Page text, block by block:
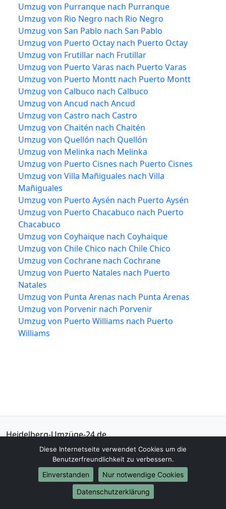
Umzug von Purranque nach Purranque
Umzug von Rio Negro nach Rio Negro
Umzug von San Pablo nach San Pablo
Umzug von Puerto Octay nach Puerto Octay
Umzug von Frutillar nach Frutillar
Umzug von Puerto Varas nach Puerto Varas
Umzug von Puerto Montt nach Puerto Montt
Umzug von Calbuco nach Calbuco
Umzug von Ancud nach Ancud
Umzug von Castro nach Castro
Umzug von Chaitén nach Chaitén
Umzug von Quellón nach Quellón
Umzug von Melinka nach Melinka
Umzug von Puerto Cisnes nach Puerto Cisnes
Umzug von Villa Mañiguales nach Villa
Mañiguales
Umzug von Puerto Aysén nach Puerto Aysén
Umzug von Puerto Chacabuco nach Puerto
Chacabuco
Umzug von Coyhaique nach Coyhaique
Umzug von Chile Chico nach Chile Chico
Umzug von Cochrane nach Cochrane
Umzug von Puerto Natales nach Puerto
Natales
Umzug von Punta Arenas nach Punta Arenas
Umzug von Porvenir nach Porvenir
Umzug von Puerto Williams nach Puerto
Williams
Heidelberg-Umzüge-24.de
Heidelberg
01579-2482351
info@heidelberg-umzuege-24.de
Diese Internetseite verwendet Cookies um die
Benutzerfreundlichkeit zu verbessern.
Einverstanden
Nur notwendige Cookies
Datenschutzerklärung